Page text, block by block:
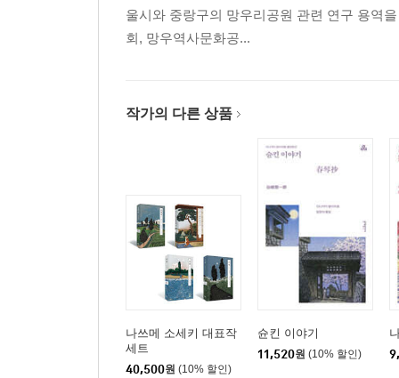
울시와 중랑구의 망우리공원 관련 연구 용역
회, 망우역사문화공...
작가의 다른 상품
나쓰메 소세키 대표작
세트
40,500원 (10% 할인)
슌킨 이야기
11,520원 (10% 할인)